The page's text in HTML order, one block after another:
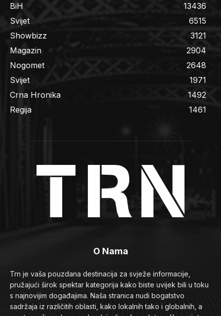
BiH
13436
Svijet
6515
Showbizz
3121
Magazin
2904
Nogomet
2648
Svijet
1971
Crna Hronika
1492
Regija
1461
O Nama
Trn je vaša pouzdana destinacija za svježe informacije,
pružajući širok spektar kategorija kako biste uvijek bili u toku
s najnovijim događajima. Naša stranica nudi bogatstvo
sadržaja iz različitih oblasti, kako lokalnih tako i globalnih, a